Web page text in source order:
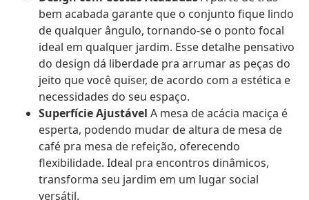
bem acabada garante que o conjunto fique lindo
de qualquer ângulo, tornando-se o ponto focal
ideal em qualquer jardim. Esse detalhe pensativo
do design dá liberdade pra arrumar as peças do
jeito que você quiser, de acordo com a estética e
necessidades do seu espaço.
Superfície Ajustável A mesa de acácia maciça é
esperta, podendo mudar de altura de mesa de
café pra mesa de refeição, oferecendo
flexibilidade. Ideal pra encontros dinâmicos,
transforma seu jardim em um lugar social
versátil.